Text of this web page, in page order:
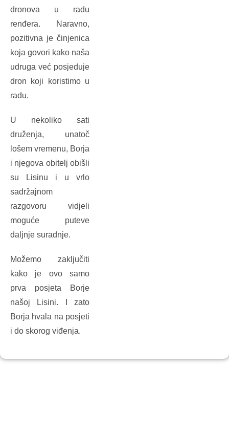
dronova u radu
renđera. Naravno,
pozitivna je činjenica
koja govori kako naša
udruga već posjeduje
dron koji koristimo u
radu.
U nekoliko sati
druženja, unatoč
lošem vremenu, Borja
i njegova obitelj obišli
su Lisinu i u vrlo
sadržajnom
razgovoru vidjeli
moguće puteve
daljnje suradnje.
Možemo zaključiti
kako je ovo samo
prva posjeta Borje
našoj Lisini. I zato
Borja hvala na posjeti
i do skorog viđenja.